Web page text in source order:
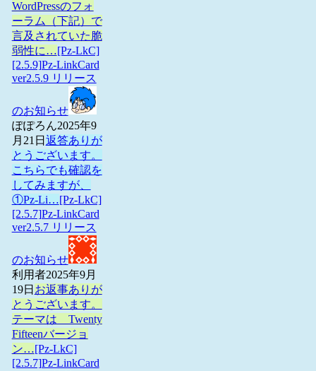
WordPressのフォ
ーラム（下記）で
言及されていた脆
弱性に…[Pz-LkC]
[2.5.9]Pz-LinkCard
ver2.5.9 リリース
のお知らせ
ぽぽろん2025年9
月21日 返答ありが
とうございます。
こちらでも確認を
してみますが、
①Pz-Li…[Pz-LkC]
[2.5.7]Pz-LinkCard
ver2.5.7 リリース
のお知らせ
利用者2025年9月
19日 お返事ありが
とうございます。
テーマは Twenty
Fifteenバージョ
ン…[Pz-LkC]
[2.5.7]Pz-LinkCard